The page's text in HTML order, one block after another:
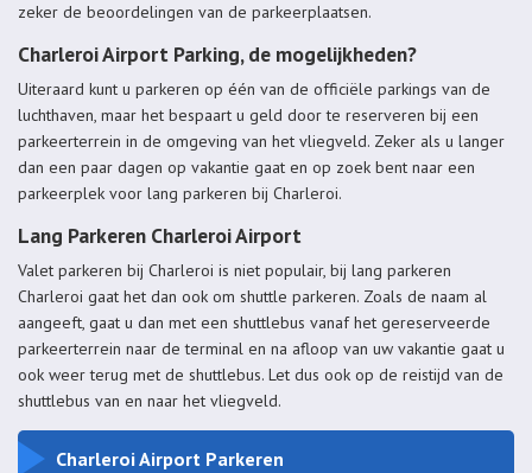
zeker de beoordelingen van de parkeerplaatsen.
Charleroi Airport Parking, de mogelijkheden?
Uiteraard kunt u parkeren op één van de officiële parkings van de
luchthaven, maar het bespaart u geld door te reserveren bij een
parkeerterrein in de omgeving van het vliegveld. Zeker als u langer
dan een paar dagen op vakantie gaat en op zoek bent naar een
parkeerplek voor lang parkeren bij Charleroi.
Lang Parkeren Charleroi Airport
Valet parkeren bij Charleroi is niet populair, bij lang parkeren
Charleroi gaat het dan ook om shuttle parkeren. Zoals de naam al
aangeeft, gaat u dan met een shuttlebus vanaf het gereserveerde
parkeerterrein naar de terminal en na afloop van uw vakantie gaat u
ook weer terug met de shuttlebus. Let dus ook op de reistijd van de
shuttlebus van en naar het vliegveld.
Charleroi Airport Parkeren